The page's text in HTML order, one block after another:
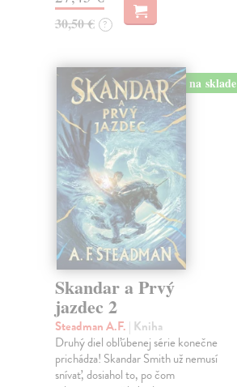
30,50 € ?
na sklade
Skandar a Prvý
jazdec 2
Steadman A.F. | Kniha
Druhý diel obľúbenej série konečne
prichádza! Skandar Smith už nemusí
snívať, dosiahol to, po čom